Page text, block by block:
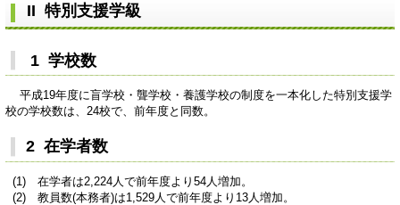
II 特別支援学級
1 学校数
平成19年度に盲学校・聾学校・養護学校の制度を一本化した特別支援学
校の学校数は、24校で、前年度と同数。
2 在学者数
(1) 在学者は2,224人で前年度より54人増加。
(2) 教員数(本務者)は1,529人で前年度より13人増加。